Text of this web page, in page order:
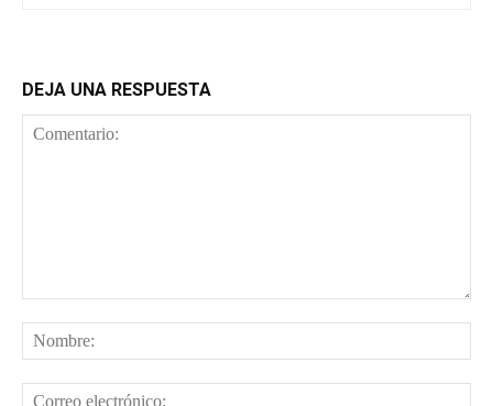
DEJA UNA RESPUESTA